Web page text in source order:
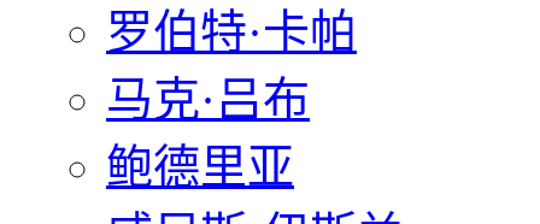
罗伯特·卡帕
马克·吕布
鲍德里亚